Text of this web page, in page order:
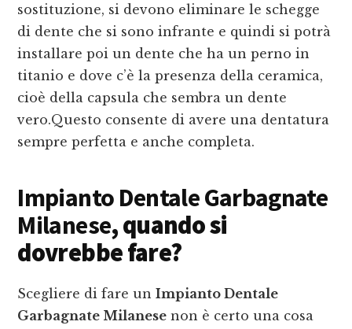
sostituzione, si devono eliminare le schegge
di dente che si sono infrante e quindi si potrà
installare poi un dente che ha un perno in
titanio e dove c’è la presenza della ceramica,
cioè della capsula che sembra un dente
vero.Questo consente di avere una dentatura
sempre perfetta e anche completa.
Impianto Dentale Garbagnate
Milanese, quando si
dovrebbe fare?
Scegliere di fare unImpianto Dentale
Garbagnate Milanese non è certo una cosa